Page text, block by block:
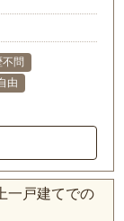
不問
由
一戸建てでの